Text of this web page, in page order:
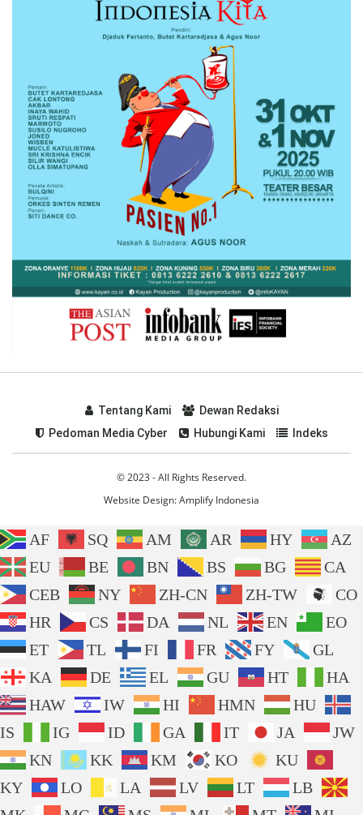
Tentang Kami
Dewan Redaksi
Pedoman Media Cyber
Hubungi Kami Indeks
© 2023 - All Rights Reserved.
Website Design:Amplify Indonesia
AF SQ AM AR HY
AZ
EU
BE BN BS BG
CA
CEB
NY ZH-CN ZH-TW
CO
HR
CS DA NL EN
EO
ET
TL FI FR FY
GL
KA
DE EL GU HT
HA
HAW
IW HI HMN
HU
IS
IG ID GA IT JA
JW
KN
KK KM KO
KU
KY
LO LA LV LT
LB